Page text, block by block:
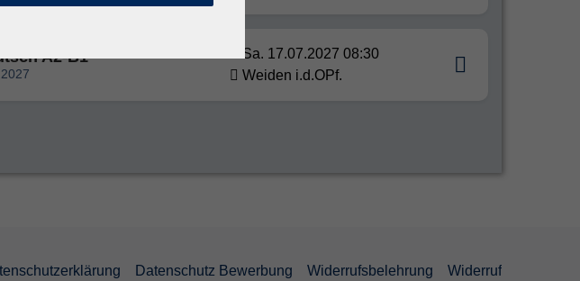
A2-B1
Sa. 17.07.2027 08:30
Weiden i.d.OPf.
Datenschutz Bewerbung Widerrufsbelehrung Widerruf